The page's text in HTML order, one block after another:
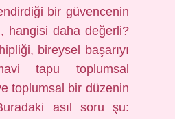
bir güvencenin
hangisi daha değerli?
bireysel başarıyı
tapu toplumsal
toplumsal bir düzenin
asıl soru şu: